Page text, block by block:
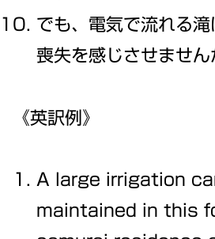
でも、電気で流れる
喪失を感じさせません
《英訳例》
A large irrigation
maintained in this